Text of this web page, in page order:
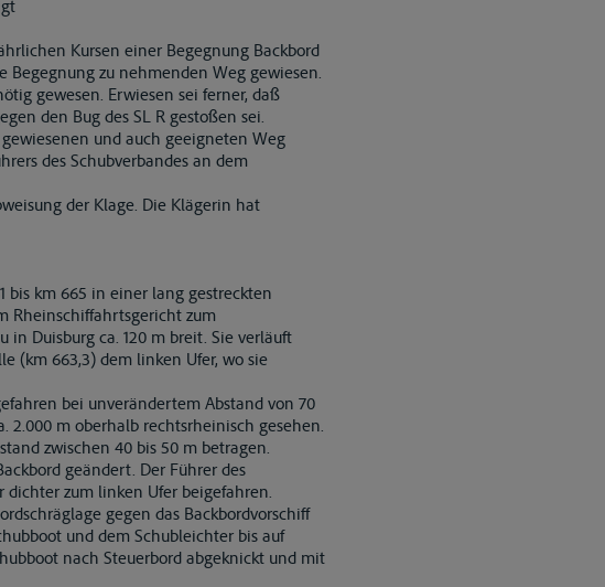
Kursen einer Begegnung Backbord
Begegnung zu nehmenden Weg gewiesen.
gewesen. Erwiesen sei ferner, daß
den Bug des SL R gestoßen sei.
und auch geeigneten Weg
des Schubverbandes an dem
der Klage. Die Klägerin hat
bis km 665 in einer lang gestreckten
Rheinschiffahrtsgericht zum
in Duisburg ca. 120 m breit. Sie verläuft
(km 663,3) dem linken Ufer, wo sie
bei unverändertem Abstand von 70
2.000 m oberhalb rechtsrheinisch gesehen.
zwischen 40 bis 50 m betragen.
geändert. Der Führer des
dichter zum linken Ufer beigefahren.
gegen das Backbordvorschiff
und dem Schubleichter bis auf
nach Steuerbord abgeknickt und mit